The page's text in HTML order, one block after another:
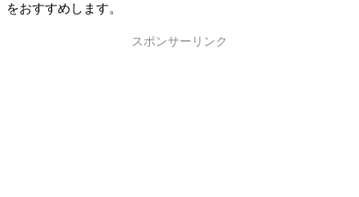
をおすすめします。
スポンサーリンク